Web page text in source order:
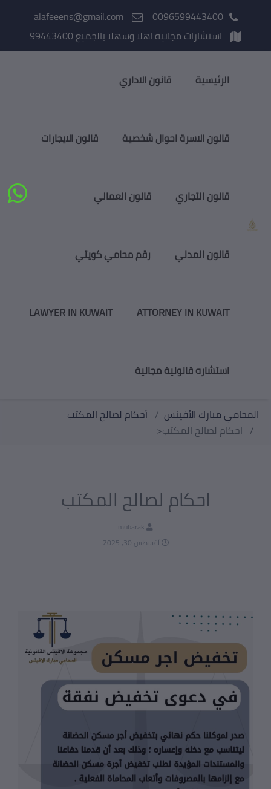
0096599443400
استشارات مجانيه اهلا وسهلا بالجميع 99443400
الرئيسية قانون الاداري
قانون الاسرة احوال شخصية قانون الايجارات
قانون التجاري قانون العمالي
قانون المدني رقم محامي كويتي
ATTORNEY IN KUWAIT
LAWYER IN KUWAIT
استشاره قانونية مجانية
المحامي مبارك الأفينس
أحكام لصالح المكتب
احكام لصالح المكتب<
احكام لصالح المكتب
أغسطس 30, 2025